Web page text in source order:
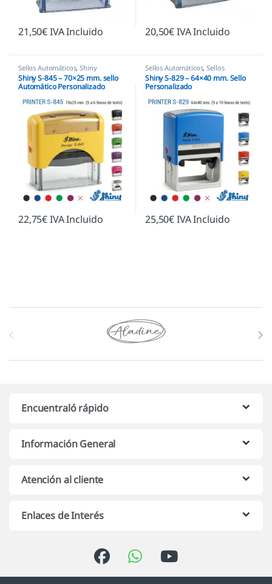
21,50€IVA Incluido 20,50€IVA Incluido
Sellos Automáticos,Shiny
Shiny S-845 – 70×25 mm. sello
Automático Personalizado
22,75€IVA Incluido
Sellos Automáticos,Sellos
empresas,Shiny
Shiny S-829 – 64×40 mm. Sello
Personalizado
25,50€IVA Incluido
Marcas De Carrusel
Encuentraló rápido
Información General
Atención al cliente
Enlaces de Interés